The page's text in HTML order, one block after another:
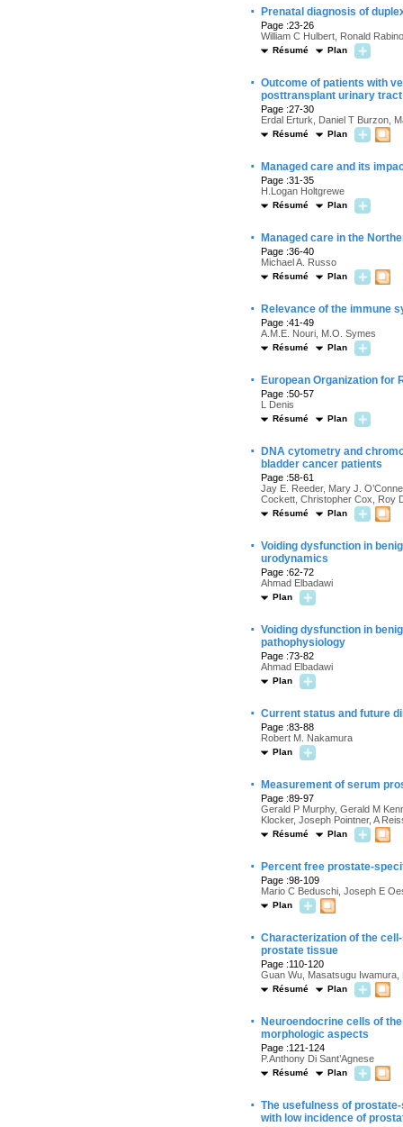
· Prenatal diagnosis of
Page :23-26
William C Hulbert, Ronald
Résumé Plan
· Outcome of patients with
posttransplant urinary
Page :27-30
Erdal Erturk, Daniel T Burzon,
Résumé Plan
· Managed care and its
Page :31-35
H.Logan Holtgrewe
Résumé Plan
· Managed care in the
Page :36-40
Michael A. Russo
Résumé Plan
· Relevance of the immune
Page :41-49
A.M.E. Nouri, M.O. Symes
Résumé Plan
· European Organization for
Page :50-57
L Denis
Résumé Plan
·
DNA cytometry and
bladder cancer patients
Page :58-61
Jay E. Reeder, Mary J.
Cockett, Christopher Cox, Roy
Résumé Plan
· Voiding dysfunction in
urodynamics
Page :62-72
Ahmad Elbadawi
Plan
· Voiding dysfunction in
pathophysiology
Page :73-82
Ahmad Elbadawi
Plan
· Current status and future
Page :83-88
Robert M. Nakamura
Plan
· Measurement of serum
Page :89-97
Gerald P Murphy, Gerald M
Klocker, Joseph Pointner, A
Résumé Plan
· Percent free prostate-
Page :98-109
Mario C Beduschi, Joseph E
Plan
· Characterization of the
prostate tissue
Page :110-120
Guan Wu, Masatsugu Iwamura,
Résumé Plan
·
Neuroendocrine cells of
morphologic aspects
Page :121-124
P.Anthony Di Sant’Agnese
Résumé Plan
· The usefulness of
with low incidence of